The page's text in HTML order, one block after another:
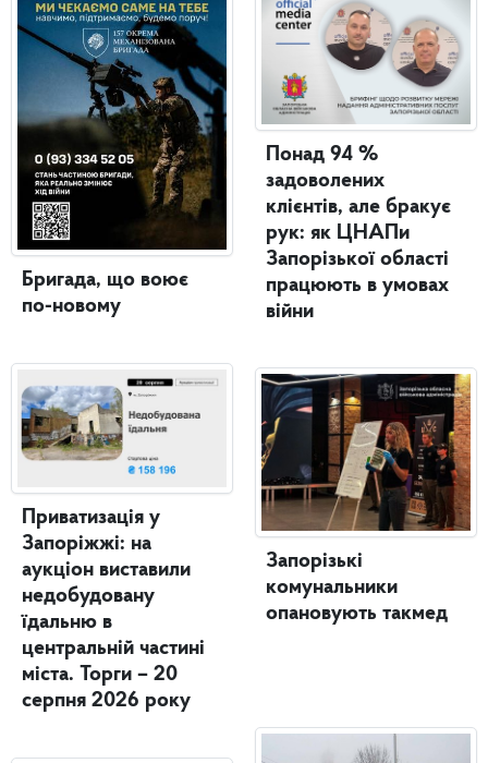
Бригада, що воює
по-новому
Приватизація у
Запоріжжі: на
аукціон виставили
недобудовану
їдальню в
центральній частині
міста. Торги – 20
серпня 2026 року
Понад 94 %
задоволених
клієнтів, але бракує
рук: як ЦНАПи
Запорізької області
працюють в умовах
війни
Запорізькі
комунальники
опановують такмед